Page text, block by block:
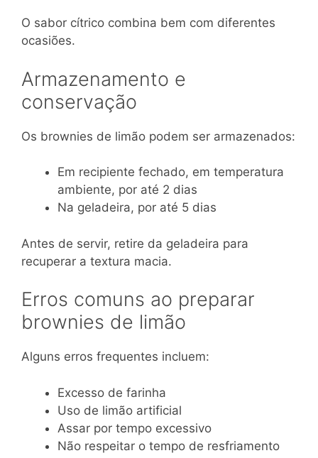
O sabor cítrico combina bem com diferentes
ocasiões.
Armazenamento e
conservação
Os brownies de limão podem ser armazenados:
Em recipiente fechado, em temperatura
ambiente, por até 2 dias
Na geladeira, por até 5 dias
Antes de servir, retire da geladeira para
recuperar a textura macia.
Erros comuns ao preparar
brownies de limão
Alguns erros frequentes incluem:
Excesso de farinha
Uso de limão artificial
Assar por tempo excessivo
Não respeitar o tempo de resfriamento